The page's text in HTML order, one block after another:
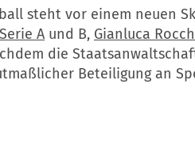
steht vor einem neuen
Serie A und B, Gianluca
die
Beteiligung an